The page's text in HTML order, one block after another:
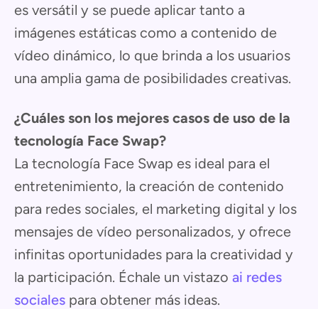
es versátil y se puede aplicar tanto a
imágenes estáticas como a contenido de
vídeo dinámico, lo que brinda a los usuarios
una amplia gama de posibilidades creativas.
¿Cuáles son los mejores casos de uso de la
tecnología Face Swap?
La tecnología Face Swap es ideal para el
entretenimiento, la creación de contenido
para redes sociales, el marketing digital y los
mensajes de vídeo personalizados, y ofrece
infinitas oportunidades para la creatividad y
la participación. Échale un vistazo ai redes
sociales para obtener más ideas.